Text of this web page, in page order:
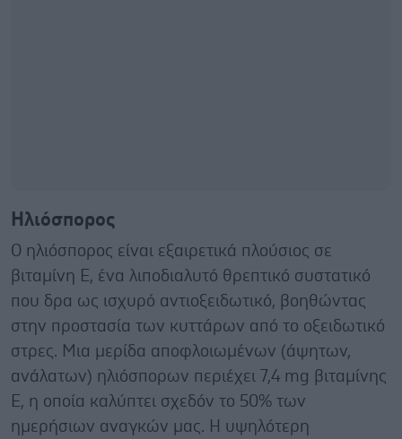
Ηλιόσπορος
Ο ηλιόσπορος είναι εξαιρετικά πλούσιος σε
βιταμίνη Ε, ένα λιποδιαλυτό θρεπτικό συστατικό
που δρα ως ισχυρό αντιοξειδωτικό, βοηθώντας
στην προστασία των κυττάρων από το οξειδωτικό
στρες. Μια μερίδα αποφλοιωμένων (άψητων,
ανάλατων) ηλιόσπορων περιέχει 7,4 mg βιταμίνης
Ε, η οποία καλύπτει σχεδόν το 50% των
ημερήσιων αναγκών μας. Η υψηλότερη